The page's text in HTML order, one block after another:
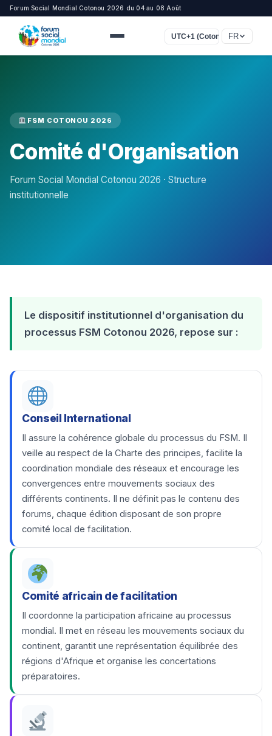
Forum Social Mondial Cotonou 2026 du 04 au 08 Août
UTC+1 (Cotonou, Lagos,
FR
FSM COTONOU 2026
Comité d'Organisation
Forum Social Mondial Cotonou 2026 · Structure
institutionnelle
Le dispositif institutionnel d'organisation du
processus FSM Cotonou 2026, repose sur :
Conseil International
Il assure la cohérence globale du processus du FSM. Il
veille au respect de la Charte des principes, facilite la
coordination mondiale des réseaux et encourage les
convergences entre mouvements sociaux des
différents continents. Il ne définit pas le contenu des
forums, chaque édition disposant de son propre
comité local de facilitation.
Comité africain de facilitation
Il coordonne la participation africaine au processus
mondial. Il met en réseau les mouvements sociaux du
continent, garantit une représentation équilibrée des
régions d'Afrique et organise les concertations
préparatoires.